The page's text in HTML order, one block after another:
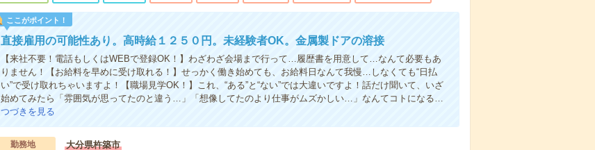
ここがポイント！
直接雇用の可能性あり。高時給１２５０円。未経験者OK。金属製ドアの溶接
【来社不要！電話もしくはWEBで登録OK！】わざわざ会場まで行って…履歴書を用意して…なんて必要もあ
りません！【お給料を早めに受け取れる！】せっかく働き始めても、お給料日なんて我慢…しなくても“日払
い”で受け取れちゃいますよ！【職場見学OK！】これ、“ある”と“ない”では大違いですよ！話だけ聞いて、いざ
始めてみたら「雰囲気が思ってたのと違う…」「想像してたのより仕事がムズかしい…」なんてコトになる…
つづきを見る
勤務地
大分県杵築市